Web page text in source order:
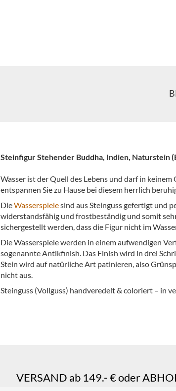
Steinfigur Stehender Buddha, Indien, Naturstein
Wasser ist der Quell des Lebens und darf in
entspannen Sie zu Hause bei diesem herrlich
DieWasserspielesind aus Steinguss gefertigt und
widerstandsfähig und frostbeständig und somit
sichergestellt werden, dass die Figur nicht im
Die Wasserspiele werden in einem aufwendigen
sogenannte Antikfinish. Das Finish wird in drei
Stein wird auf natürliche Art patinieren, also
nicht aus.
Steinguss (Vollguss) handveredelt & coloriert – in
VERSAND ab 149.- € oder